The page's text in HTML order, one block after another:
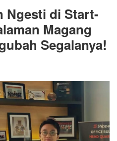
MSIB
BERSAMA
PT.
MITA
TALENTA!
KAMU
PENGALAMAN
INI!
Ngesti di Start-
Magang
Segalanya!